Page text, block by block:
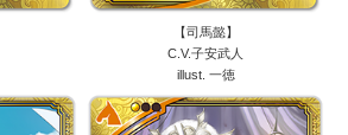
【司馬懿】
C.V.子安武人
illust. 一徳